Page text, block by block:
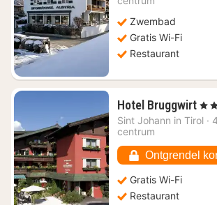
Zwembad
Gratis Wi-Fi
Restaurant
Hotel Bruggwirt1
, 4
Sint Johann in Tirol ·
centrum
Ontgrendel
Gratis Wi-Fi
Restaurant